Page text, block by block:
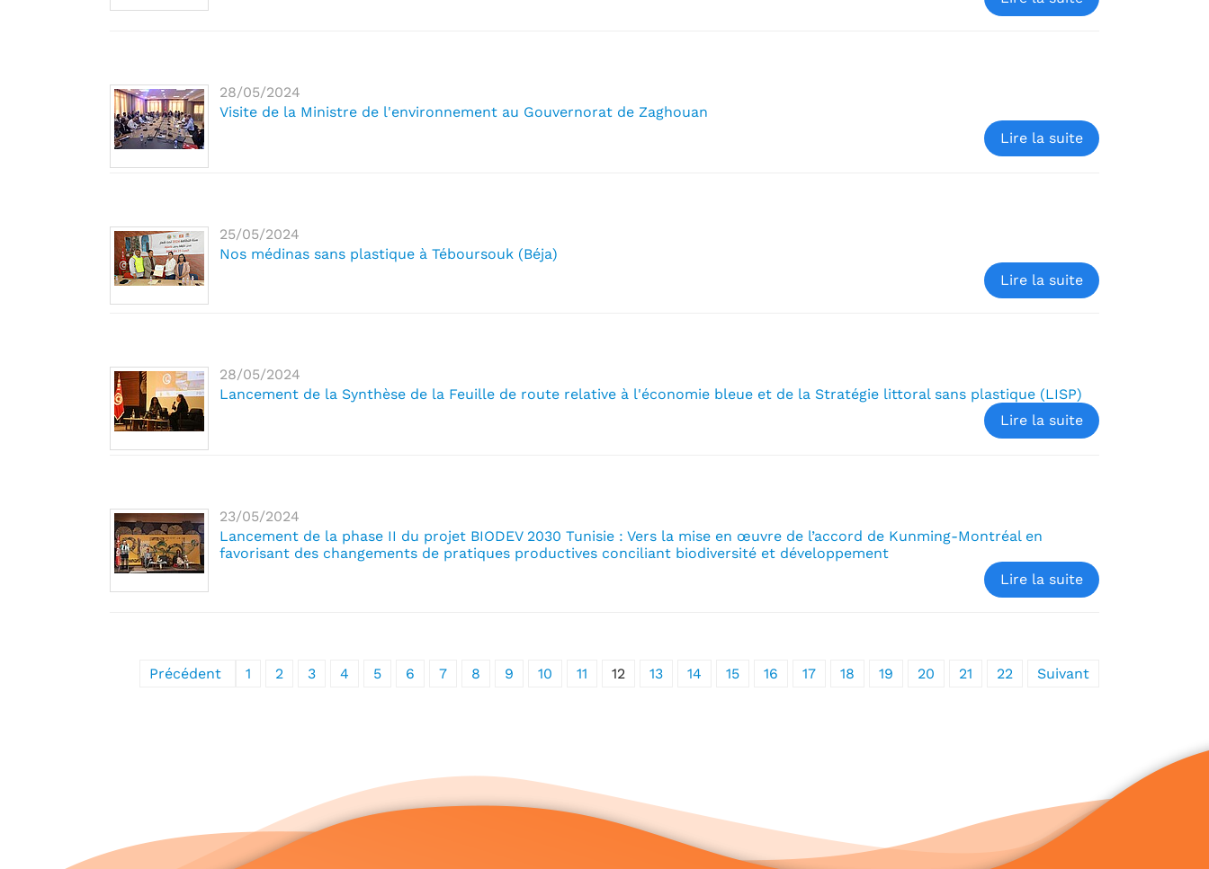
28/05/2024
Visite de la Ministre de l'environnement au Gouvernorat de Zaghouan
Lire la suite
25/05/2024
Nos médinas sans plastique à Téboursouk (Béja)
Lire la suite
28/05/2024
Lancement de la Synthèse de la Feuille de route relative à l'économie bleue et de la Stratégie littoral sans plastique (LISP)
Lire la suite
23/05/2024
Lancement de la phase II du projet BIODEV 2030 Tunisie : Vers la mise en œuvre de l’accord de Kunming-Montréal en
favorisant des changements de pratiques productives conciliant biodiversité et développement
Lire la suite
Précédent 1 2 3 4 5 6 7 8 9 10 11 12 13 14 15 16 17 18 19 20 21 22 Suivant